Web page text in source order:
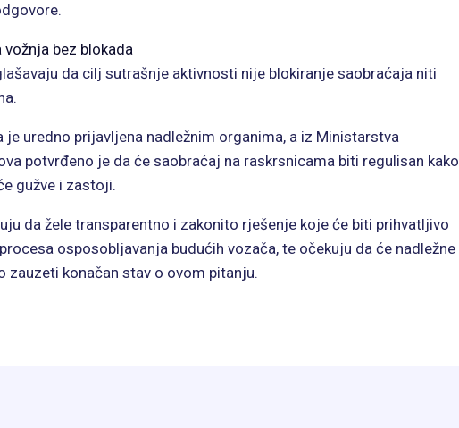
vožnja bez blokada
da cilj sutrašnje aktivnosti nije blokiranje saobraćaja niti
je uredno prijavljena nadležnim organima, a iz Ministarstva
potvrđeno je da će saobraćaj na raskrsnicama biti regulisan kako
gužve i zastoji.
da žele transparentno i zakonito rješenje koje će biti prihvatljivo
osposobljavanja budućih vozača, te očekuju da će nadležne
zauzeti konačan stav o ovom pitanju.